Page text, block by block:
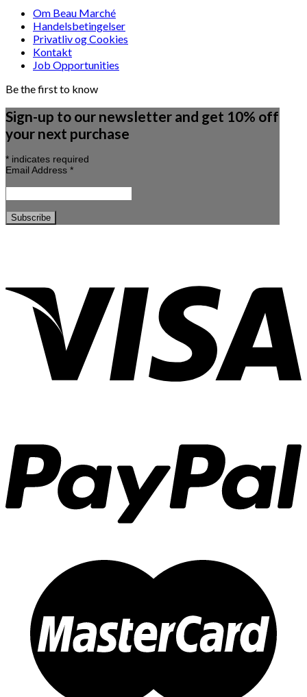
Om Beau Marché
Handelsbetingelser
Privatliv og Cookies
Kontakt
Job Opportunities
Be the first to know
Sign-up to our newsletter and get 10% off
your next purchase
* indicates required
Email Address *